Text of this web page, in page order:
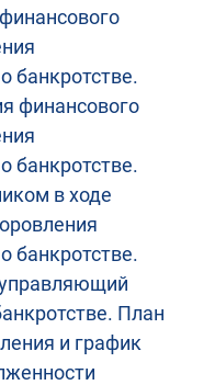
банкротстве.
финансового
банкротстве.
в ходе
банкротстве.
План
и график